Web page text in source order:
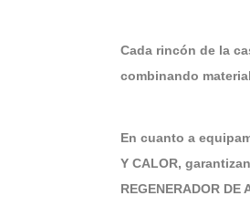
Cada rincón de la
combinando
En cuanto a
Y CALOR,
REGENERADOR